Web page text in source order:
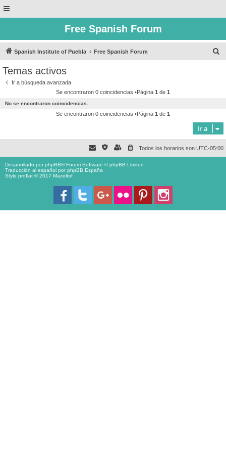
Free Spanish Forum
Spanish Institute of Puebla Free Spanish Forum
Temas activos
Ir a búsqueda avanzada
Se encontraron 0 coincidencias •Página 1 de 1
No se encontraron coincidencias.
Se encontraron 0 coincidencias •Página 1 de 1
Ir a
Todos los horarios son UTC-05:00
Desarrollado porphpBB® Forum Software © phpBB Limited
Traducción al español porphpBB España
Style proflat © 2017 Mazeltof